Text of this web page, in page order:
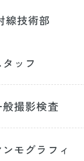
線技術部
ッフ
撮影検査
モグラフィ